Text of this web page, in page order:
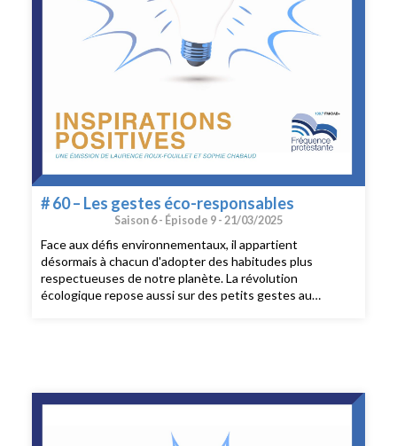
# 60 – Les gestes éco-responsables
Saison 6 - Épisode 9 - 21/03/2025
Face aux défis environnementaux, il appartient
désormais à chacun d'adopter des habitudes plus
respectueuses de notre planète. La révolution
écologique repose aussi sur des petits gestes au
numérique- Livres et comptes pour s’informer- Deux